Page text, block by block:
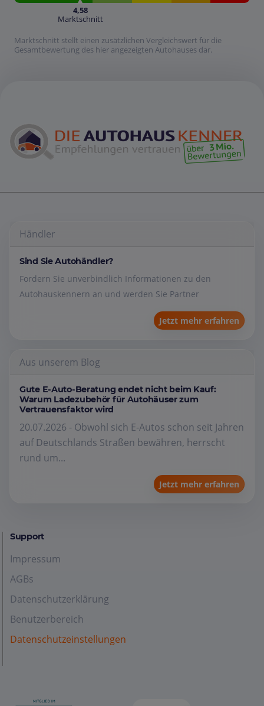
4,58
Marktschnitt
Marktschnitt stellt einen zusätzlichen Vergleichswert für die
Gesamtbewertung des hier angezeigten Autohauses dar.
Händler
Sind Sie Autohändler?
Fordern Sie unverbindlich Informationen zu den
Autohauskennern an und werden Sie Partner
Jetzt mehr erfahren
Aus unserem Blog
Gute E-Auto-Beratung endet nicht beim Kauf:
Warum Ladezubehör für Autohäuser zum
Vertrauensfaktor wird
20.07.2026 - Obwohl sich E-Autos schon seit Jahren
auf Deutschlands Straßen bewähren, herrscht
rund um...
Jetzt mehr erfahren
Support
Impressum
AGBs
Datenschutzerklärung
Benutzerbereich
Datenschutzeinstellungen